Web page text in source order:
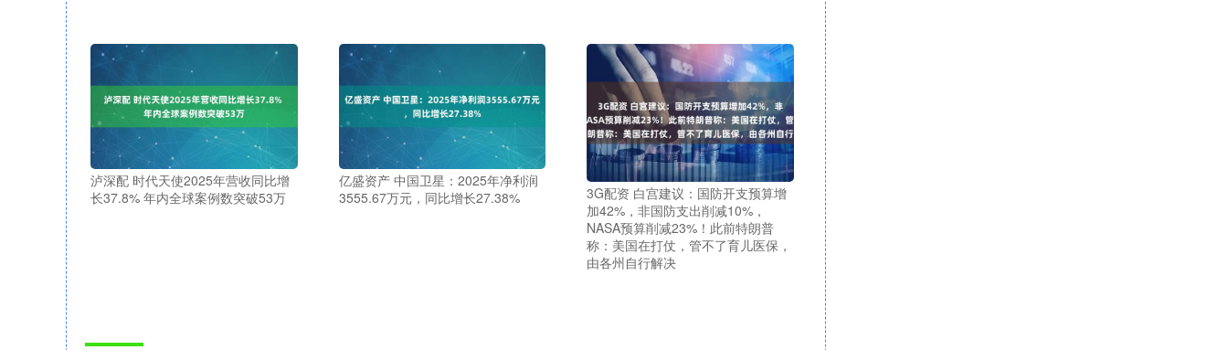
泸深配 时代天使2025年营收同比增
长37.8% 年内全球案例数突破53万
亿盛资产 中国卫星：2025年净利润
3555.67万元，同比增长27.38%
3G配资 白宫建议：国防开支预算增
加42%，非国防支出削减10%，
NASA预算削减23%！此前特朗普
称：美国在打仗，管不了育儿医保，
由各州自行解决